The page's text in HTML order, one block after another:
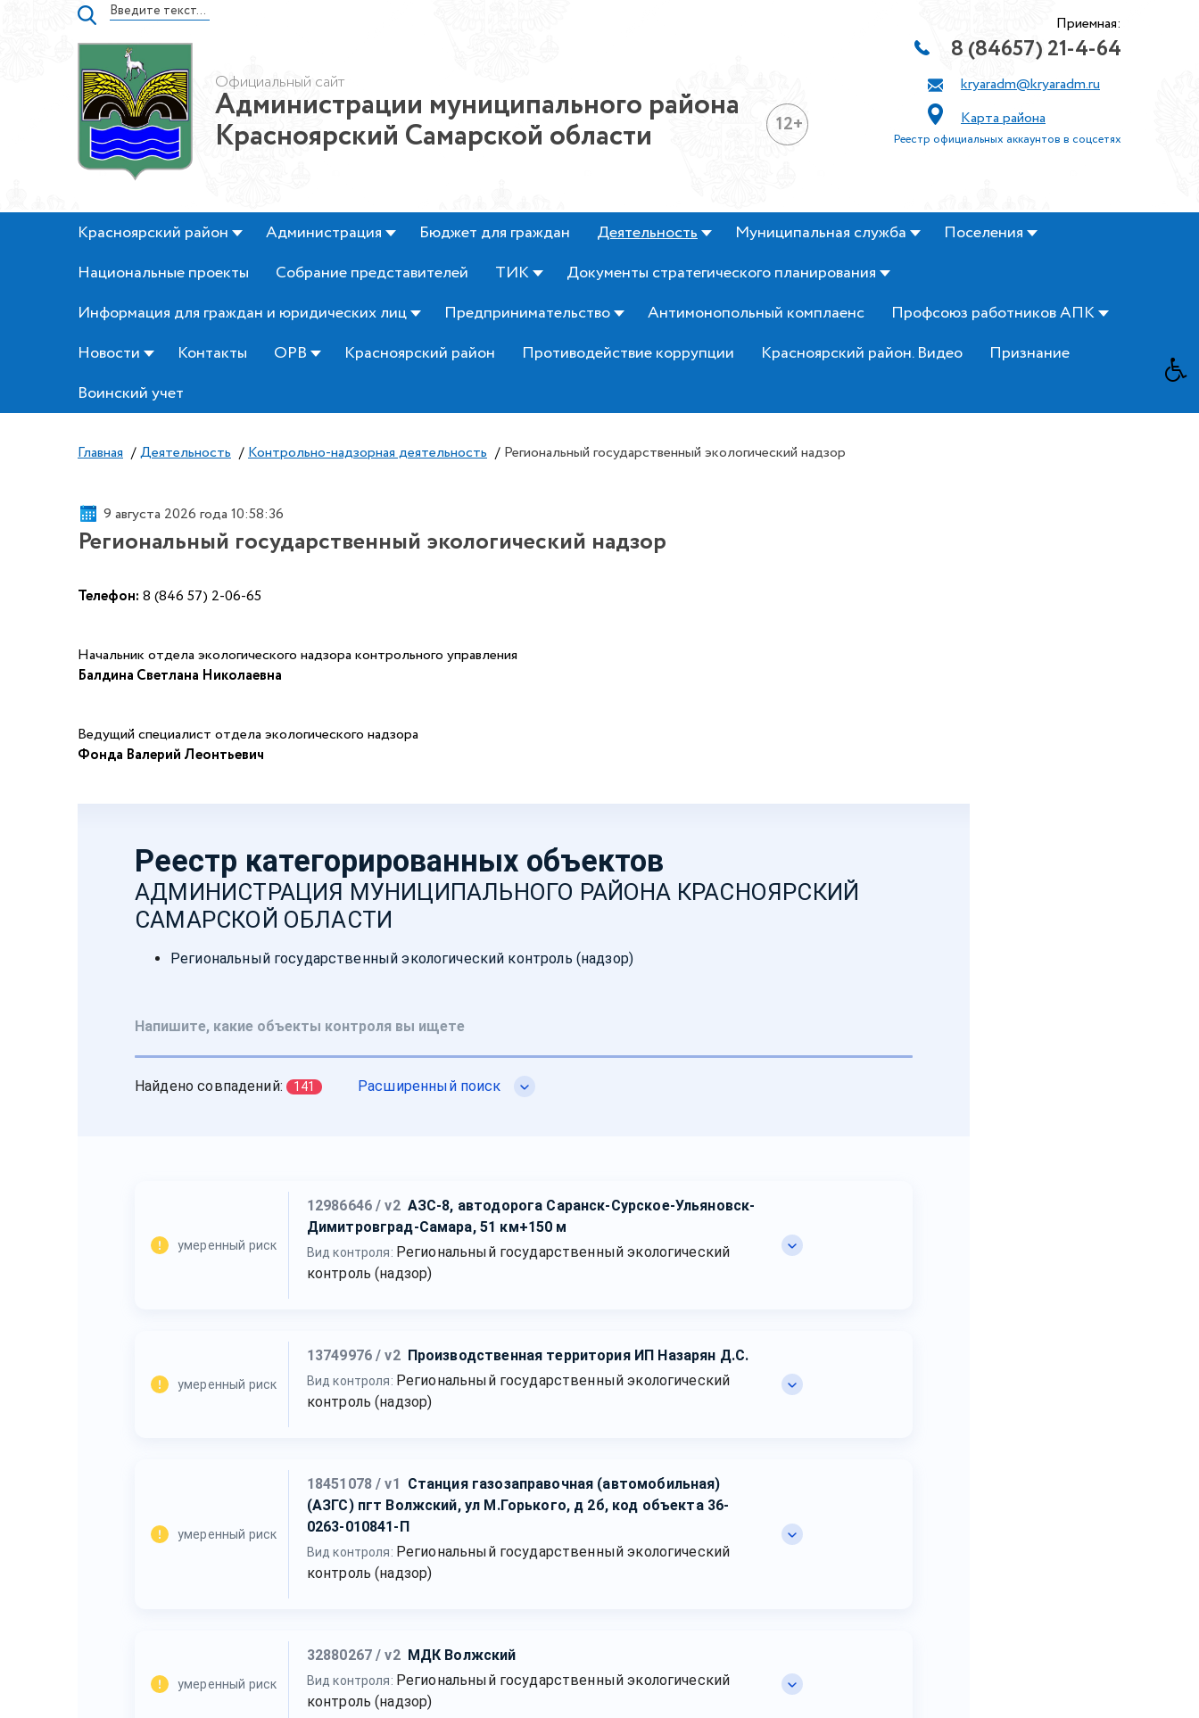
Официальный сайт
Администрации муниципального района
Красноярский Самарской области 12+
Приемная:
8 (84657) 21-4-64
kryaradm@kryaradm.ru
Карта района
Реестр официальных аккаунтов в соцсетях
Красноярский район Администрация Бюджет для граждан Деятельность Муниципальная служба
Поселения
Национальные проекты
Собрание представителей ТИК
Документы стратегического планирования
Информация для граждан и юридических лиц
Предпринимательство Антимонопольный комплаенс
Профсоюз работников АПК
Новости
Контакты ОРВ Красноярский район Противодействие коррупции Красноярский район. Видео
Признание
Воинский учет
Главная / Деятельность / Контрольно-надзорная деятельность / Региональный государственный экологический надзор
9 августа 2026 года 10:58:37
Региональный государственный экологический надзор
Телефон: 8 (846 57) 2-06-65
Начальник отдела экологического надзора контрольного управления
Балдина Светлана Николаевна
Ведущий специалист отдела экологического надзора
Фонда Валерий Леонтьевич